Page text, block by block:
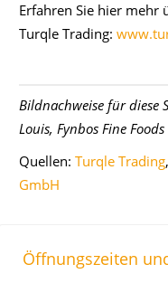
Erfahren Sie hier mehr
Turqle Trading:
Bildnachweise für diese
Louis, Fynbos Fine Foods
Quellen: Turqle Trading,
GmbH
Öffnungszeiten